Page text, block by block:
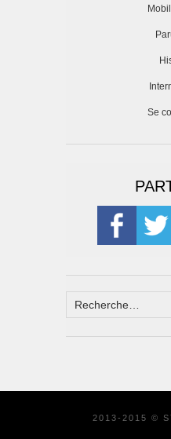
Se
2013-2015 ©